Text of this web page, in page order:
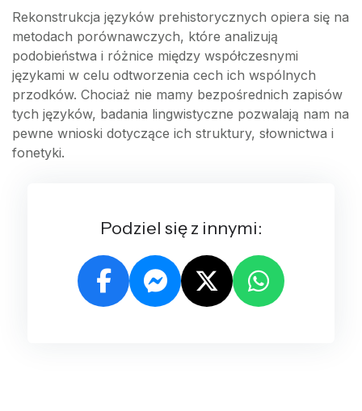
Rekonstrukcja języków prehistorycznych opiera się na
metodach porównawczych, które analizują
podobieństwa i różnice między współczesnymi
językami w celu odtworzenia cech ich wspólnych
przodków. Chociaż nie mamy bezpośrednich zapisów
tych języków, badania lingwistyczne pozwalają nam na
pewne wnioski dotyczące ich struktury, słownictwa i
fonetyki.
Podziel się z innymi: